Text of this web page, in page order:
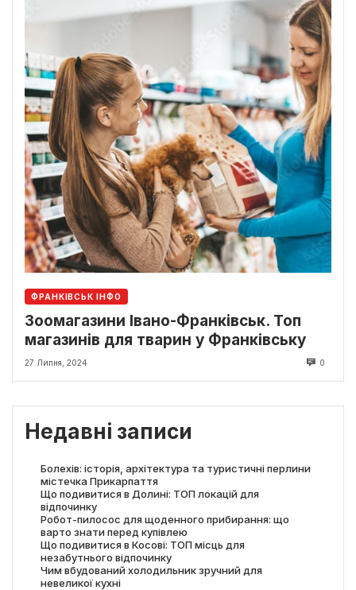
ФРАНКІВСЬК ІНФО
Зоомагазини Івано-Франківськ. Топ
магазинів для тварин у Франківську
27 Липня, 2024 0
Недавні записи
Болехів: історія, архітектура та туристичні перлини
містечка Прикарпаття
Що подивитися в Долині: ТОП локацій для
відпочинку
Робот-пилосос для щоденного прибирання: що
варто знати перед купівлею
Що подивитися в Косові: ТОП місць для
незабутнього відпочинку
Чим вбудований холодильник зручний для
невеликої кухні